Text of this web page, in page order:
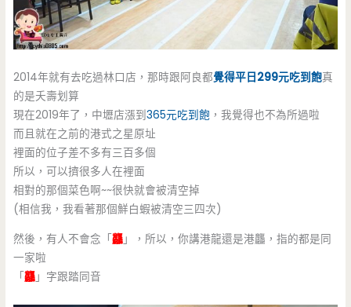
2014年就有去吃過林口店，那時跟阿良都覺得平日299元吃到飽真
的是夭壽划算
現在2019年了，中壢店漲到365元吃到飽 ，我覺得也不為所過啦
而且就在之前的港式之星原址
裡面的位子差不多有三百多個
所以，可以擠很多人在裡面
相對的那個菜色啊~~很快就會被清空掉
(相信我，我看著那個鮮白蝦被清空三四次)
然後，有人不會念「龘」，所以，你講港龍還是港龘，指的都是同
一家啦
「龘」字跟踏同音